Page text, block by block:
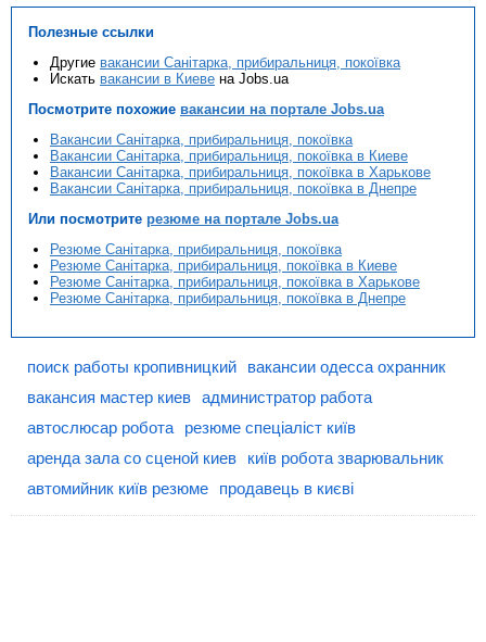
Полезные ссылки
Другие вакансии Санітарка, прибиральниця, покоївка
Искать вакансии в Киеве на Jobs.ua
Посмотрите похожие вакансии на портале Jobs.ua
Вакансии Санітарка, прибиральниця, покоївка
Вакансии Санітарка, прибиральниця, покоївка в Киеве
Вакансии Санітарка, прибиральниця, покоївка в Харькове
Вакансии Санітарка, прибиральниця, покоївка в Днепре
Или посмотрите резюме на портале Jobs.ua
Резюме Санітарка, прибиральниця, покоївка
Резюме Санітарка, прибиральниця, покоївка в Киеве
Резюме Санітарка, прибиральниця, покоївка в Харькове
Резюме Санітарка, прибиральниця, покоївка в Днепре
поиск работы кропивницкий
вакансии одесса охранник
вакансия мастер киев администратор работа
автослюсар робота
резюме спеціаліст київ
аренда зала со сценой киев
київ робота зварювальник
автомийник київ резюме
продавець в києві